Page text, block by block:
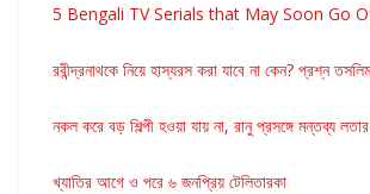
5 Bengali TV Serials that May Soon Go
রবীন্দ্রনাথকে নিয়ে হাস্যরস করা যাবে না কেন? প্রশ্ন
নকল করে বড় শিল্পী হওয়া যায় না, রানু প্রসঙ্গে মন্তব্য লতার
খ্যাতির আগে ও পরে ৬ জনপ্রিয় টেলিতারকা